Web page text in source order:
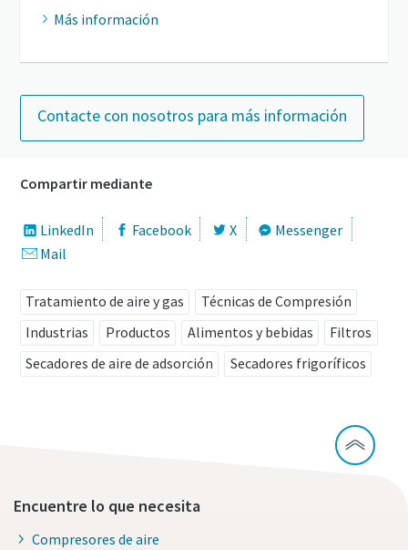
Más información
Contacte con nosotros para más información
Compartir mediante
LinkedIn Facebook X
Messenger
Mail
Tratamiento de aire y gas
Técnicas de Compresión
Industrias
Productos Alimentos y bebidas
Filtros
Secadores de aire de adsorción
Secadores frigoríficos
Encuentre lo que necesita
Compresores de aire